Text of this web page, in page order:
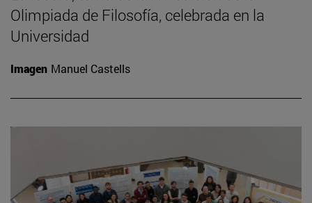
Olimpiada de Filosofía, celebrada en la
Universidad
Imagen Manuel Castells